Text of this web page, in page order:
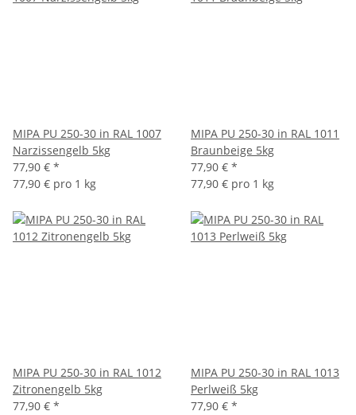
MIPA PU 250-30 in RAL 1007
Narzissengelb 5kg
77,90 € *
77,90 € pro 1 kg
MIPA PU 250-30 in RAL 1011
Braunbeige 5kg
77,90 € *
77,90 € pro 1 kg
MIPA PU 250-30 in RAL 1012
Zitronengelb 5kg
77,90 € *
MIPA PU 250-30 in RAL 1013
Perlweiß 5kg
77,90 € *